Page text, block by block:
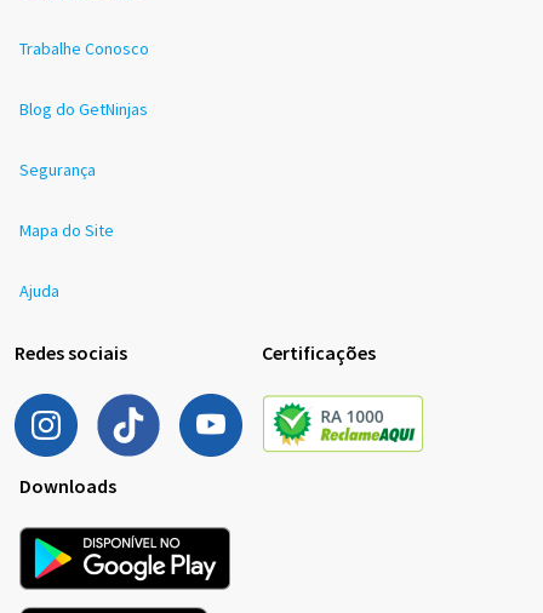
Trabalhe Conosco
Blog do GetNinjas
Segurança
Mapa do Site
Ajuda
Redes sociais Certificações
Downloads